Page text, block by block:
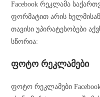
Facebook რეკლამა
ფორმატით არის
თავისი უპირატესობები
სწორია:
ფოტო რეკლამები
ფოტო რეკლამები